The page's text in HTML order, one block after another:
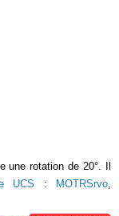
une rotation de 20°. Il
UCS : MOTRSrvo,